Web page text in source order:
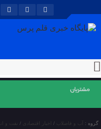
گروه : آب و فاضلاب / اخبار اقتصادی / نفت و